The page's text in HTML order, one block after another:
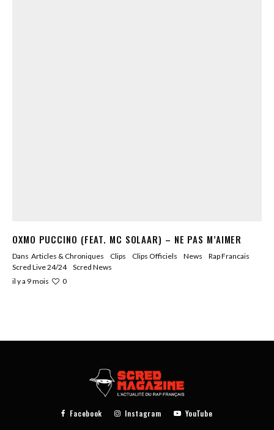
OXMO PUCCINO (FEAT. MC SOLAAR) – NE PAS M’AIMER
Dans Articles & Chroniques Clips Clips Officiels News
Rap Francais
Scred Live 24/24
Scred News
il y a 9 mois
0
Facebook Instagram YouTube